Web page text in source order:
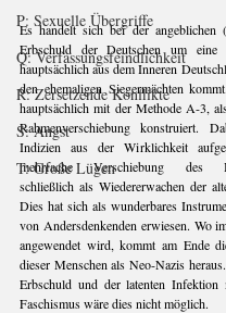
P: Sexuelle Übergriffe
Q: Verfassungsfeindlichkeit
R: Zersetzende Konflikte
S: Angst
T: Große Lügen
Es handelt sich bei der angeblichen
Erbschuld der Deutschen um eine
hauptsächlich aus dem Inneren
den ehemaligen Siegermächten
hauptsächlich mit der Methode A-3,
Rahmenverschiebung konstruiert.
Indizien aus der Wirklichkeit
mehrfache Verschiebung des
schließlich als Wiedererwachen der
Dies hat sich als wunderbares
von Andersdenkenden erwiesen. Wo
angewendet wird, kommt am Ende
dieser Menschen als Neo-Nazis
Erbschuld und der latenten
Faschismus wäre dies nicht möglich.